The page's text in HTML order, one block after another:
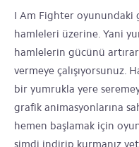
I Am Fighter oyunundaki
hamleleri üzerine. Yani
hamlelerin gücünü
vermeye çalışıyorsunuz.
bir yumrukla yere
grafik animasyonlarına
hemen başlamak için
şimdi indirip kurmanız